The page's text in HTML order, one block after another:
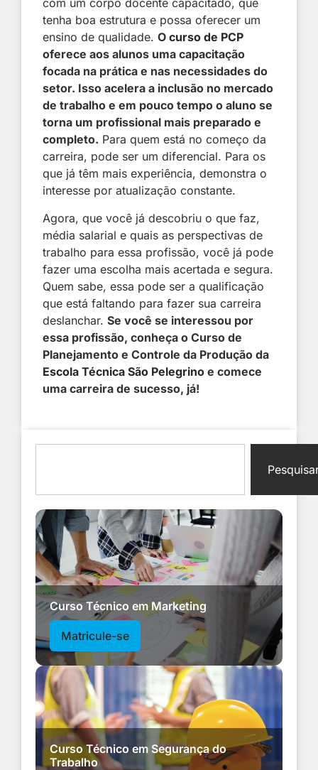
com um corpo docente capacitado, que
tenha boa estrutura e possa oferecer um
ensino de qualidade.Ocurso de PCP
oferece aos alunos uma capacitação
focada na prática e nas necessidades do
setor. Isso acelera a inclusão no mercado
de trabalho e em pouco tempo o aluno se
torna um profissional mais preparado e
completo. Para quem está no começo da
carreira, pode ser um diferencial. Para os
que já têm mais experiência, demonstra o
interesse por atualização constante.
Agora, que você já descobriu o que faz,
média salarial e quais as perspectivas de
trabalho para essa profissão, você já pode
fazer uma escolha mais acertada e segura.
Quem sabe, essa pode ser a qualificação
que está faltando para fazer sua carreira
deslanchar.Se você se interessou por
essa profissão, conheça o Curso de
Planejamento e Controle da Produção da
Escola Técnica São Pelegrino e comece
uma carreira de sucesso, já!
Curso Técnico em Marketing
Matricule-se
Curso Técnico em Segurança do
Trabalho